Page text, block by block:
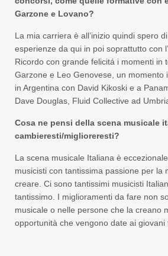
Garzone e Lovano?
La mia carriera è all’inizio quindi spero
esperienze da qui in poi soprattutto con
Ricordo con grande felicitá i momenti in
Garzone e Leo Genovese, un momento
in Argentina con David Kikoski e a
Dave Douglas, Fluid Collective ad
Cosa ne pensi della scena musicale
cambieresti/miglioreresti?
La scena musicale Italiana è
musicisti con tantissima passione per la
creare. Ci sono tantissimi musicisti
tantissimo. I miglioramenti da fare non
musicale o nelle persone che la creano
opportunità che vengono date ai giovani